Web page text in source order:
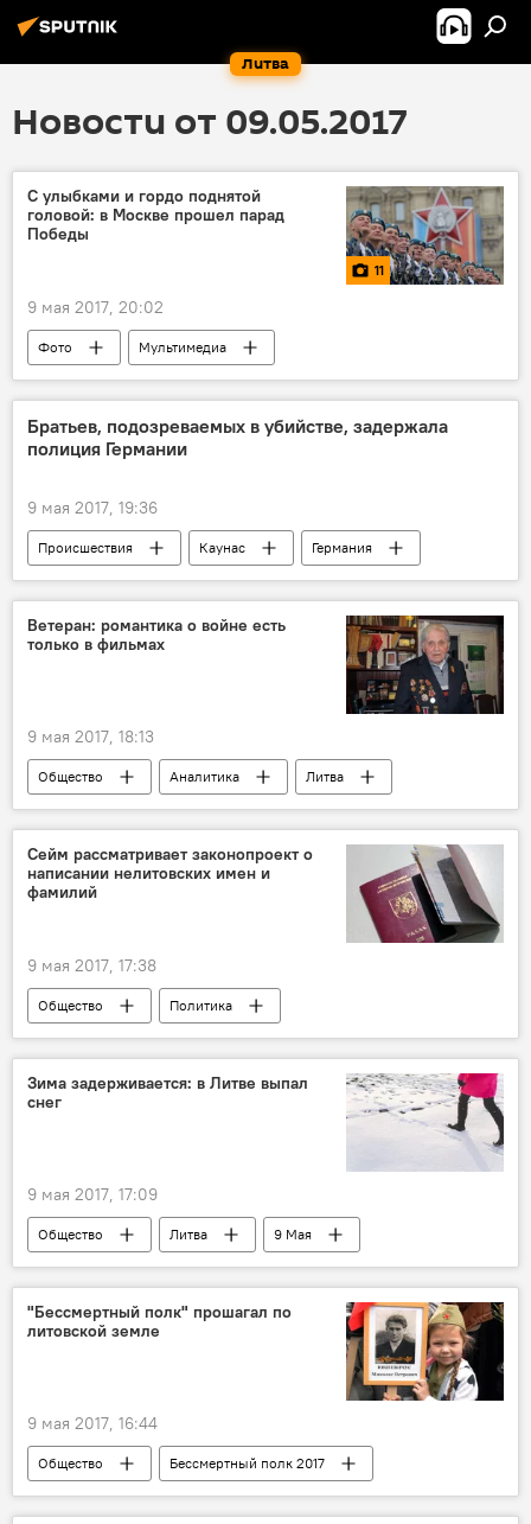
Литва
Новости от 09.05.2017
С улыбками и гордо поднятой
головой: в Москве прошел парад
Победы
11
9 мая 2017, 20:02
Фото Мультимедиа
Братьев, подозреваемых в убийстве, задержала
полиция Германии
9 мая 2017, 19:36
Происшествия Каунас
Германия
убийство
полиция
Ветеран: романтика о войне есть
только в фильмах
9 мая 2017, 18:13
Общество Аналитика
Литва
Адольф Болотин
Сейм рассматривает законопроект о
написании нелитовских имен и
фамилий
9 мая 2017, 17:38
Общество
Политика
"Чужие" буквы в литовских документах
Гедиминас Киркилас
написание нелитовских имен и фамилий
Зима задерживается: в Литве выпал
снег
9 мая 2017, 17:09
Общество Литва
9 Мая
снег
зима
"Бессмертный полк" прошагал по
литовской земле
9 мая 2017, 16:44
Общество
Бессмертный полк 2017
Литва
Александр Удальцов